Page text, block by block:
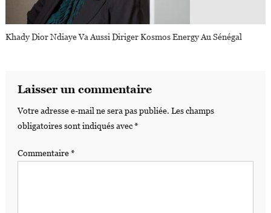
Khady Dior Ndiaye Va Aussi Diriger Kosmos Energy Au Sénégal
Laisser un commentaire
Votre adresse e-mail ne sera pas publiée. Les champs
obligatoires sont indiqués avec*
Commentaire*